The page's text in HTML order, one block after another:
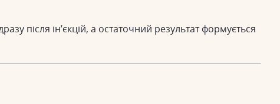
після ін’єкцій, а остаточний результат формується